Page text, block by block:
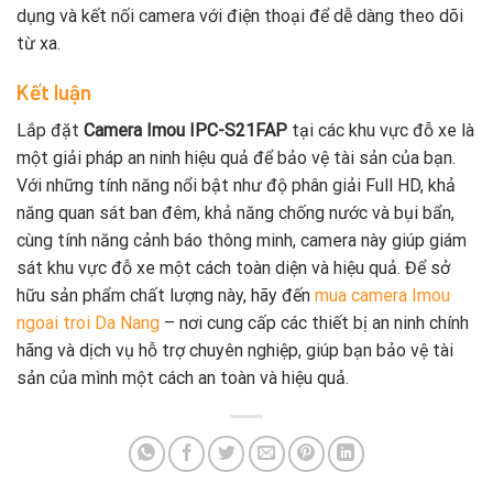
dụng và kết nối camera với điện thoại để dễ dàng theo dõi
từ xa.
Kết luận
Lắp đặt Camera Imou IPC-S21FAP tại các khu vực đỗ xe là
một giải pháp an ninh hiệu quả để bảo vệ tài sản của bạn.
Với những tính năng nổi bật như độ phân giải Full HD, khả
năng quan sát ban đêm, khả năng chống nước và bụi bẩn,
cùng tính năng cảnh báo thông minh, camera này giúp giám
sát khu vực đỗ xe một cách toàn diện và hiệu quả. Để sở
hữu sản phẩm chất lượng này, hãy đến mua camera Imou
ngoai troi Da Nang – nơi cung cấp các thiết bị an ninh chính
hãng và dịch vụ hỗ trợ chuyên nghiệp, giúp bạn bảo vệ tài
sản của mình một cách an toàn và hiệu quả.